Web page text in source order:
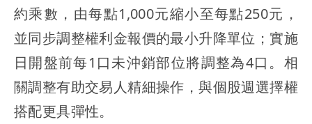
約乘數，由每點1,000元縮小至每點250元，
並同步調整權利金報價的最小升降單位；實施
日開盤前每1口未沖銷部位將調整為4口。相
關調整有助交易人精細操作，與個股週選擇權
搭配更具彈性。